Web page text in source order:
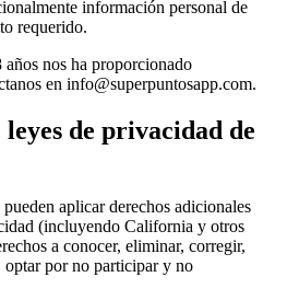
información personal de
requerido.
años nos ha proporcionado
en info@superpuntosapp.com.
de privacidad de
aplicar derechos adicionales
(incluyendo California y otros
a conocer, eliminar, corregir,
por no participar y no